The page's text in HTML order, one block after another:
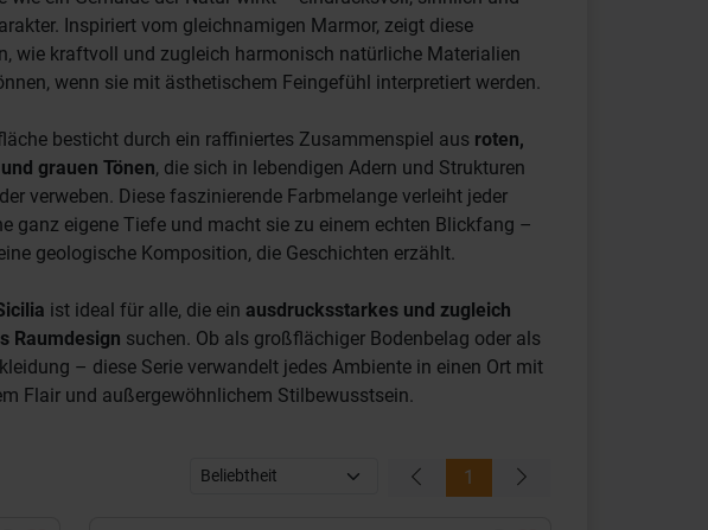
Inspiriert vom gleichnamigen Marmor, zeigt diese
wie kraftvoll und zugleich harmonisch natürliche Materialien
wenn sie mit ästhetischem Feingefühl interpretiert werden.
besticht durch ein raffiniertes Zusammenspiel aus roten,
grauen Tönen, die sich in lebendigen Adern und Strukturen
verweben. Diese faszinierende Farbmelange verleiht jeder
ganz eigene Tiefe und macht sie zu einem echten Blickfang –
geologische Komposition, die Geschichten erzählt.
ist ideal für alle, die ein ausdrucksstarkes und zugleich
Raumdesign suchen. Ob als großflächiger Bodenbelag oder als
– diese Serie verwandelt jedes Ambiente in einen Ort mit
Flair und außergewöhnlichem Stilbewusstsein.
1